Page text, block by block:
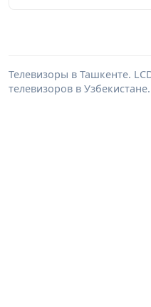
Телевизоры в Ташкенте.
телевизоров в Узбекистане.